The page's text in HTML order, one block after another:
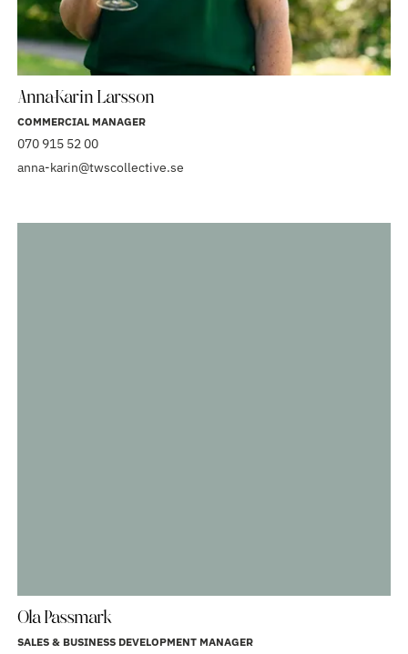
Anna-Karin Larsson
COMMERCIAL MANAGER
070 915 52 00
anna-karin@twscollective.se
Ola Passmark
SALES & BUSINESS DEVELOPMENT MANAGER